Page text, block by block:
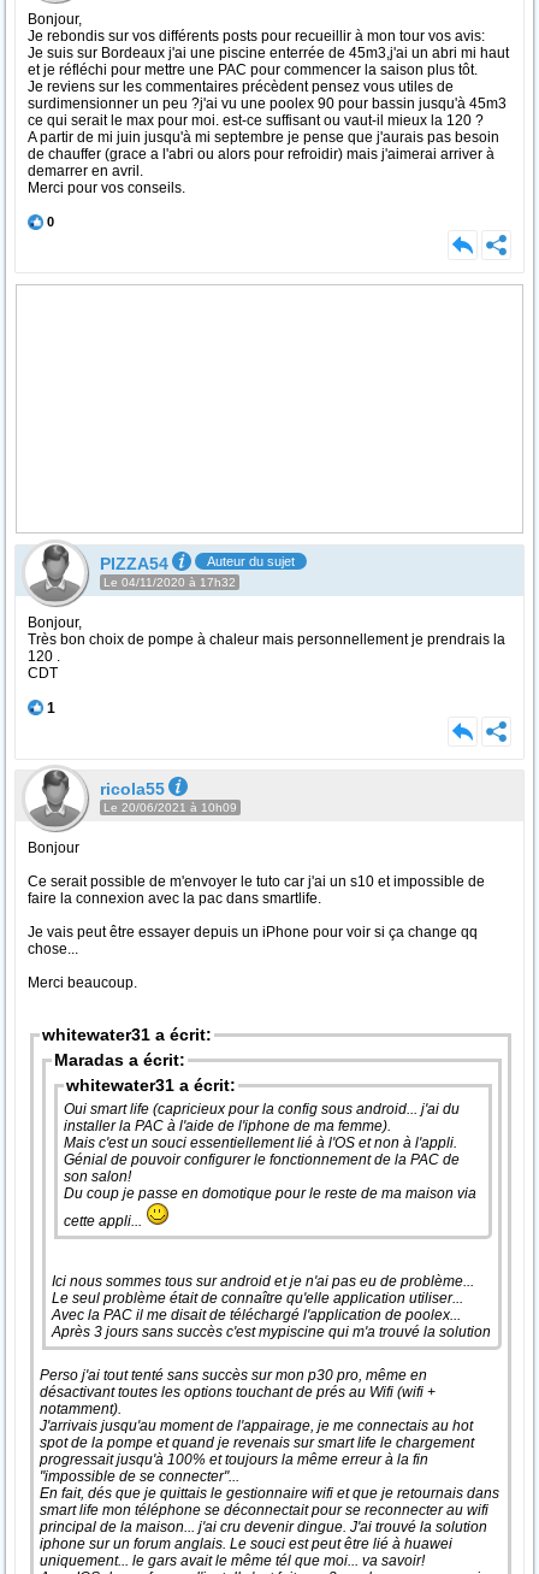
Bonjour,
Je rebondis sur vos différents posts pour recueillir à mon tour vos avis:
Je suis sur Bordeaux j'ai une piscine enterrée de 45m3,j'ai un abri mi haut
et je réfléchi pour mettre une PAC pour commencer la saison plus tôt.
Je reviens sur les commentaires précèdent pensez vous utiles de
surdimensionner un peu ?j'ai vu une poolex 90 pour bassin jusqu'à 45m3
ce qui serait le max pour moi. est-ce suffisant ou vaut-il mieux la 120 ?
A partir de mi juin jusqu'à mi septembre je pense que j'aurais pas besoin
de chauffer (grace a l'abri ou alors pour refroidir) mais j'aimerai arriver à
demarrer en avril.
Merci pour vos conseils.
0
PIZZA54 Auteur du sujet
Le 04/11/2020 à 17h32
Bonjour,
Très bon choix de pompe à chaleur mais personnellement je prendrais la
120 .
CDT
1
ricola55
Le 20/06/2021 à 10h09
Bonjour
Ce serait possible de m'envoyer le tuto car j'ai un s10 et impossible de
faire la connexion avec la pac dans smartlife.
Je vais peut être essayer depuis un iPhone pour voir si ça change qq
chose...
Merci beaucoup.
whitewater31 a écrit:
Maradas a écrit:
whitewater31 a écrit:
Oui smart life (capricieux pour la config sous android... j'ai du
installer la PAC à l'aide de l'iphone de ma femme).
Mais c'est un souci essentiellement lié à l'OS et non à l'appli.
Génial de pouvoir configurer le fonctionnement de la PAC de
son salon!
Du coup je passe en domotique pour le reste de ma maison via
cette appli...
Ici nous sommes tous sur android et je n'ai pas eu de problème...
Le seul problème était de connaître qu'elle application utiliser...
Avec la PAC il me disait de téléchargé l'application de poolex...
Après 3 jours sans succès c'est mypiscine qui m'a trouvé la solution
Perso j'ai tout tenté sans succès sur mon p30 pro, même en
désactivant toutes les options touchant de prés au Wifi (wifi +
notamment).
J'arrivais jusqu'au moment de l'appairage, je me connectais au hot
spot de la pompe et quand je revenais sur smart life le chargement
progressait jusqu'à 100% et toujours la même erreur à la fin
"impossible de se connecter"...
En fait, dés que je quittais le gestionnaire wifi et que je retournais dans
smart life mon téléphone se déconnectait pour se reconnecter au wifi
principal de la maison... j'ai cru devenir dingue. J'ai trouvé la solution
iphone sur un forum anglais. Le souci est peut être lié à huawei
uniquement... le gars avait le même tél que moi... va savoir!